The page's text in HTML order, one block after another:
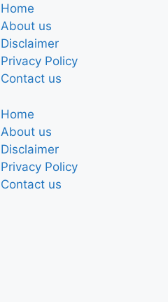
Home
About us
Disclaimer
Privacy Policy
Contact us
Home
About us
Disclaimer
Privacy Policy
Contact us